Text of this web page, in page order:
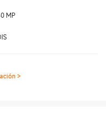
MP
>